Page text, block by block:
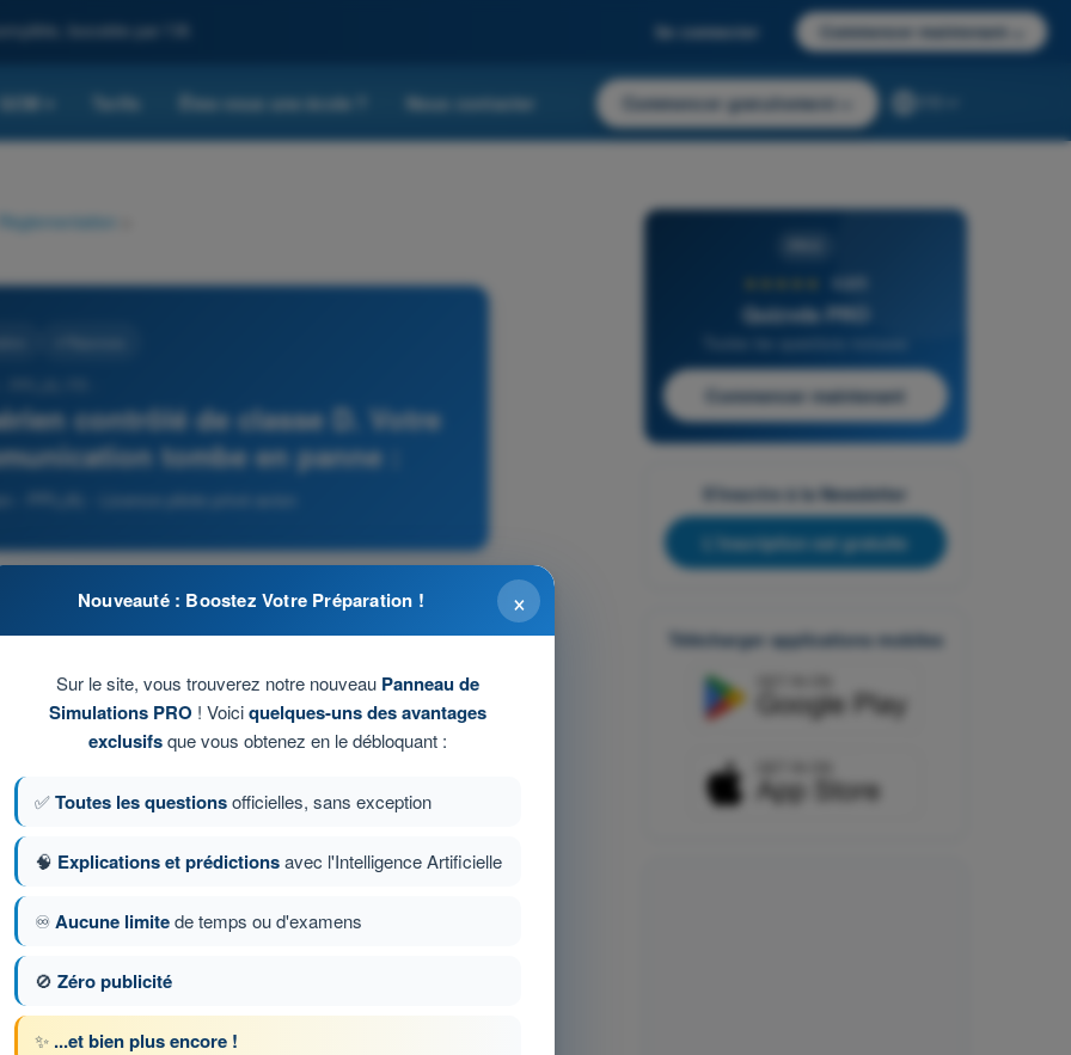
boostée par l'IA Se connecter Commencer maintenant
QCM Tarifs Êtes-vous une école ? Nous contacter Commencer gratuitement
Règlementation
contrôlé de classe D. Votre
tombe en panne :
- PPL(A) - Licence pilote privé avion
gauche et à droite pour signaler à l'organisme de la
et atterrir sur le terrain le plus proche en suivant,
le terrain le plus proche en suivant, si elles existent, les
314 sur 538
4,6/5
Quizvds PRO
Commencer maintenant
S'inscrire à la Newsletter
L'inscription est gratuite
Télécharger applications mobiles
×
Nouveauté : Boostez Votre Préparation !
Sur le site, vous trouverez notre nouveau Panneau de
Simulations PRO ! Voiciquelques-uns des avantages
exclusifsque vous obtenez en le débloquant :
✅Toutes les questionsofficielles, sans exception
🧠 Explications et prédictionsavec l'Intelligence Artificielle
♾️Aucune limitede temps ou d'examens
🚫 Zéro publicité
✨ ...et bien plus encore !